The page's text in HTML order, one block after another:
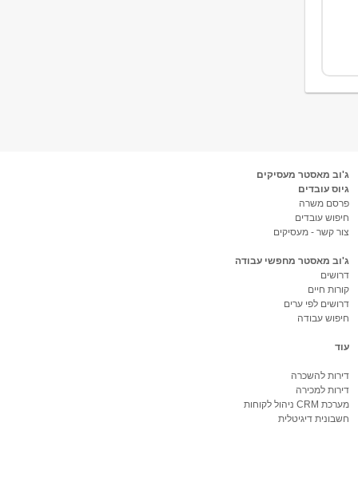
ג'וב מאסטר מעסיקים
גיוס עובדים
פרסם משרה
חיפוש עובדים
צור קשר - מעסיקים
ג'וב מאסטר מחפשי עבודה
דרושים
קורות חיים
דרושים לפי ערים
חיפוש עבודה
עוד
דירות להשכרה
דירות למכירה
מערכת CRM ניהול לקוחות
חשבונית דיגיטלית